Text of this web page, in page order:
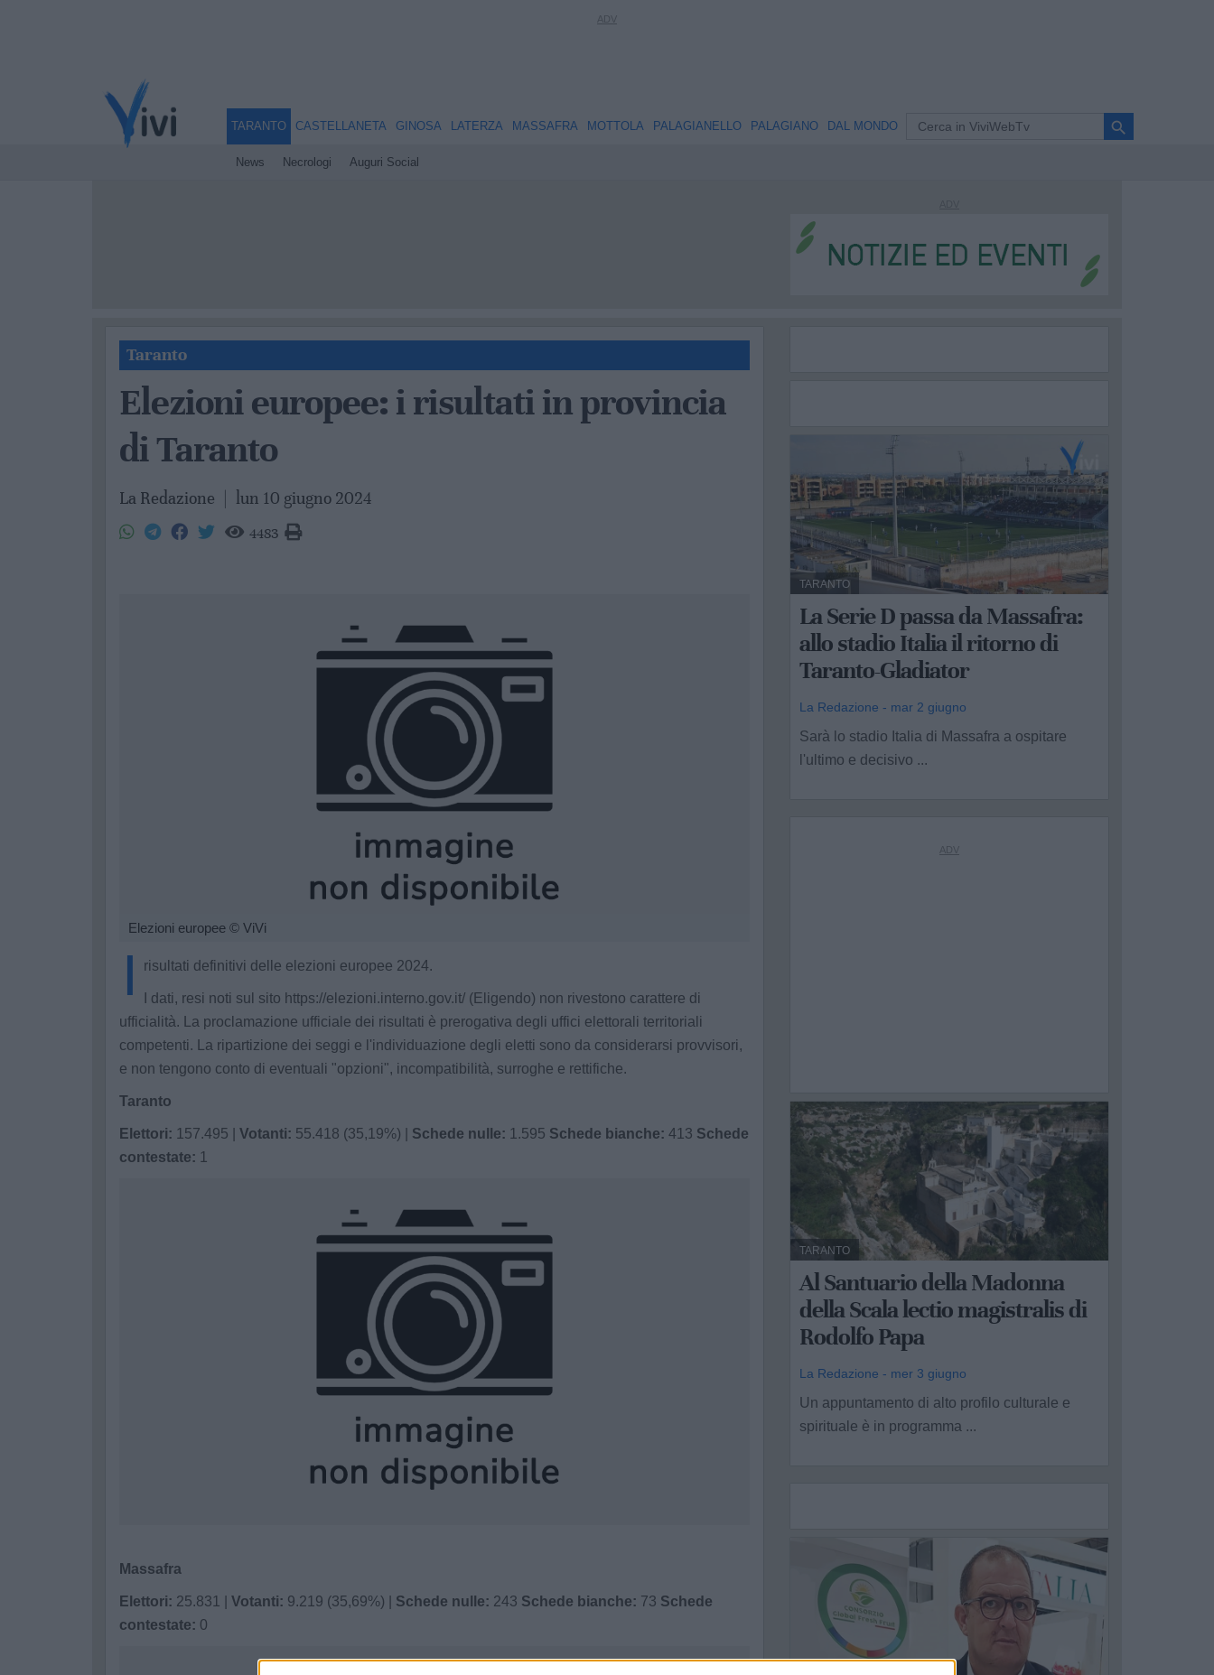
TARANTO
News Necrologi Auguri Social
CASTELLANETA GINOSA LATERZA MASSAFRA MOTTOLA PALAGIANELLO PALAGIANO DAL MONDO search
Taranto
Elezioni europee: i risultati in provincia
di Taranto
La Redazione lun 10 giugno 2024
4483
Elezioni europee © ViVi
I risultati definitivi delle elezioni europee 2024.
I dati, resi noti sul sito https://elezioni.interno.gov.it/ (Eligendo) non rivestono carattere di
ufficialità. La proclamazione ufficiale dei risultati è prerogativa degli uffici elettorali territoriali
competenti. La ripartizione dei seggi e l'individuazione degli eletti sono da considerarsi provvisori,
e non tengono conto di eventuali "opzioni", incompatibilità, surroghe e rettifiche.
Taranto
Elettori: 157.495 | Votanti: 55.418 (35,19%) | Schede nulle: 1.595 Schede bianche: 413 Schede
contestate: 1
Massafra
Elettori: 25.831 | Votanti: 9.219 (35,69%) | Schede nulle: 243 Schede bianche: 73 Schede
contestate: 0
TARANTO
La Serie D passa da Massafra:
allo stadio Italia il ritorno di
Taranto-Gladiator
La Redazione - mar 2 giugno
Sarà lo stadio Italia di Massafra a ospitare
l'ultimo e decisivo ...
TARANTO
Al Santuario della Madonna
della Scala lectio magistralis di
Rodolfo Papa
La Redazione - mer 3 giugno
Un appuntamento di alto profilo culturale e
spirituale è in programma ...